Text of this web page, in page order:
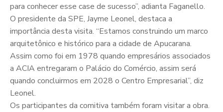
para conhecer esse case de sucesso”, adianta Faganello.
O presidente da SPE, Jayme Leonel, destaca a
importância desta visita. “Estamos construindo um marco
arquitetônico e histórico para a cidade de Apucarana.
Assim como foi em 1978 quando empresários associados
a ACIA entregaram o Palácio do Comércio, assim será
quando concluirmos em 2028 o Centro Empresarial”, diz
Leonel.
Os participantes da comitiva também foram visitar a obra.